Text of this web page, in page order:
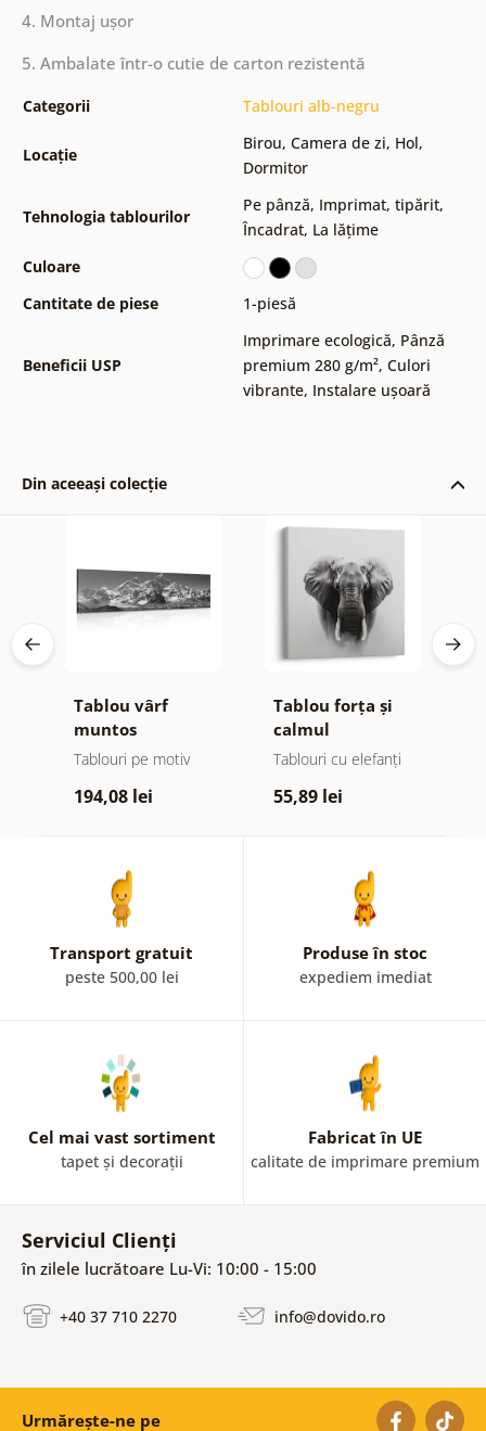
4. Montaj ușor
5. Ambalate într-o cutie de carton rezistentă
Categorii Tablouri alb-negru
Locație
Birou, Camera de zi, Hol,
Dormitor
Tehnologia tablourilor
Pe pânză, Imprimat, tipărit,
Încadrat, La lățime
Culoare
Cantitate de piese
1-piesă
Beneficii USP
Imprimare ecologică, Pânză
premium 280 g/m², Culori
vibrante, Instalare ușoară
Din aceeași colecție
Tablou vârf
muntos
maiestuos alb-
Tablouri pe motiv
194,08 lei
Tablou forța și
calmul
elefantului
Tablouri cu elefanți
55,89 lei
Transport gratuit
peste 500,00 lei
Produse în stoc
expediem imediat
Cel mai vast sortiment
tapet și decorații
Fabricat în UE
calitate de imprimare premium
Serviciul Clienți
în zilele lucrătoare Lu-Vi: 10:00 - 15:00
+40 37 710 2270 info@dovido.ro
Urmărește-ne pe